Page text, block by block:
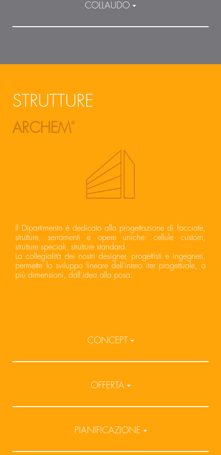
COLLAUDO
STRUTTURE
ARCHEM®
Il Dipartimento è dedicato alla progettazione di facciate,
strutture, serramenti e opere uniche: cellule custom,
strutture speciali, strutture standard.
La collegialità dei nostri designer, progettisti e ingegneri,
permette lo sviluppo lineare dell’intero iter progettuale, a
più dimensioni, dall’idea alla posa.
CONCEPT
OFFERTA
PIANIFICAZIONE